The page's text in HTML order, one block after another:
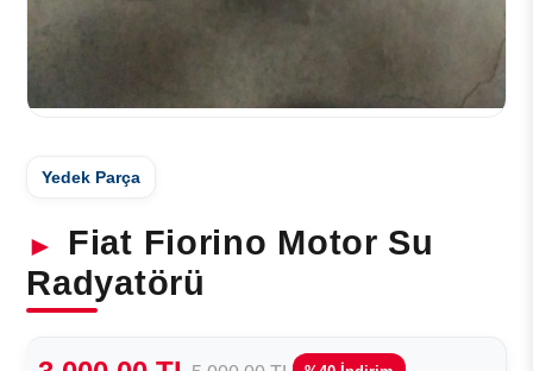
Yedek Parça
Fiat Fiorino Motor Su
Radyatörü